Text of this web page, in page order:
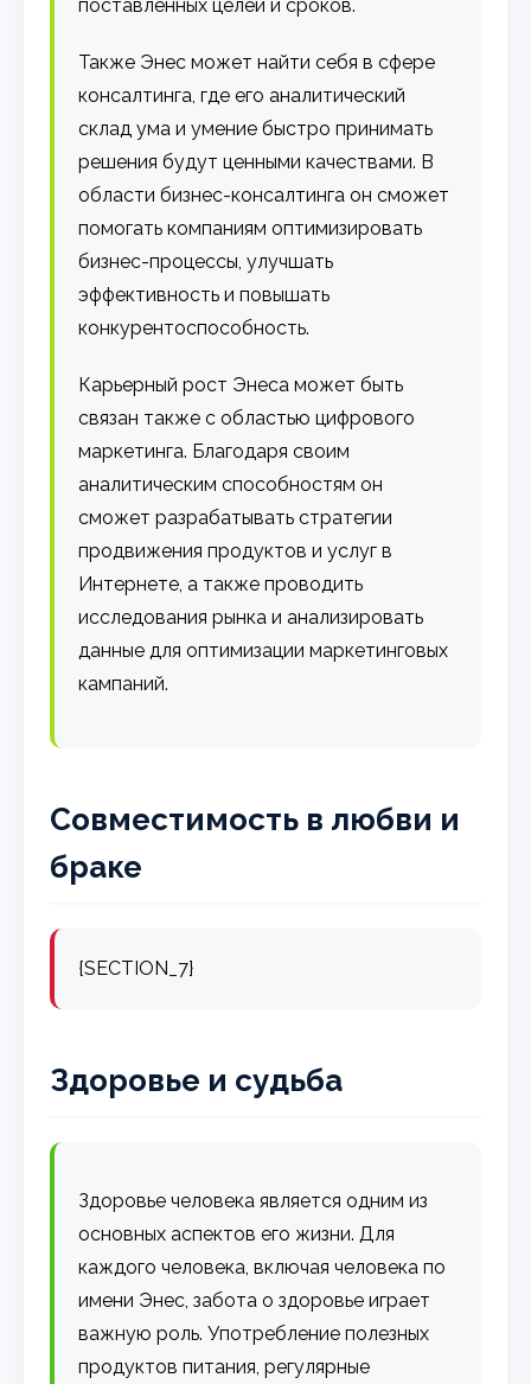
поставленных целей и сроков.
Также Энес может найти себя в сфере
консалтинга, где его аналитический
склад ума и умение быстро принимать
решения будут ценными качествами. В
области бизнес-консалтинга он сможет
помогать компаниям оптимизировать
бизнес-процессы, улучшать
эффективность и повышать
конкурентоспособность.
Карьерный рост Энеса может быть
связан также с областью цифрового
маркетинга. Благодаря своим
аналитическим способностям он
сможет разрабатывать стратегии
продвижения продуктов и услуг в
Интернете, а также проводить
исследования рынка и анализировать
данные для оптимизации маркетинговых
кампаний.
Совместимость в любви и
браке
{SECTION_7}
Здоровье и судьба
Здоровье человека является одним из
основных аспектов его жизни. Для
каждого человека, включая человека по
имени Энес, забота о здоровье играет
важную роль. Употребление полезных
продуктов питания, регулярные